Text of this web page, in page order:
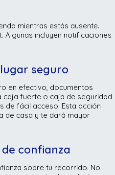
mientras estás ausente.
incluyen notificaciones
seguro
en efectivo, documentos
caja fuerte o caja de seguridad
de fácil acceso. Esta acción
de casa y te dará mayor
confianza
sobre tu recorrido. No